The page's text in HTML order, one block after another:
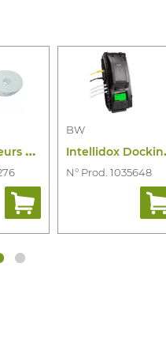
F
iltres Capteurs GASALERTMICROCLIP(5PCS)
BW
N° Prod. 1035648